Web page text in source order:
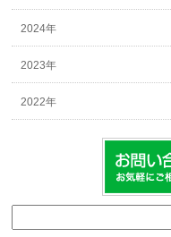
2024年
2023年
2022年